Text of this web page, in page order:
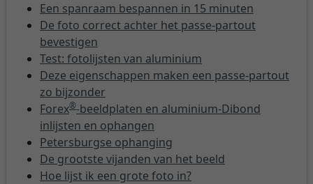
Een spanraam bespannen in 15 minuten
De foto correct achter het passe-partout
bevestigen
Test: fotolijsten van aluminium
Deze eigenschappen maken een passe-partout
zo bijzonder
Forex®-beeldplaten en aluminium-Dibond
inlijsten en ophangen
Petersburgse ophanging
De grootste vijanden van het beeld
Hoe lijst ik een grote foto in?